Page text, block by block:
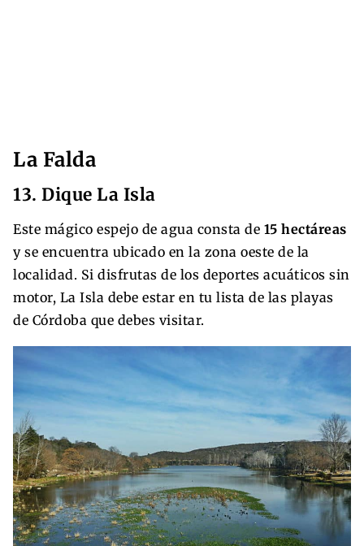
La Falda
13. Dique La Isla
Este mágico espejo de agua consta de 15 hectáreas
y se encuentra ubicado en la zona oeste de la
localidad. Si disfrutas de los deportes acuáticos sin
motor, La Isla debe estar en tu lista de las playas
de Córdoba que debes visitar.